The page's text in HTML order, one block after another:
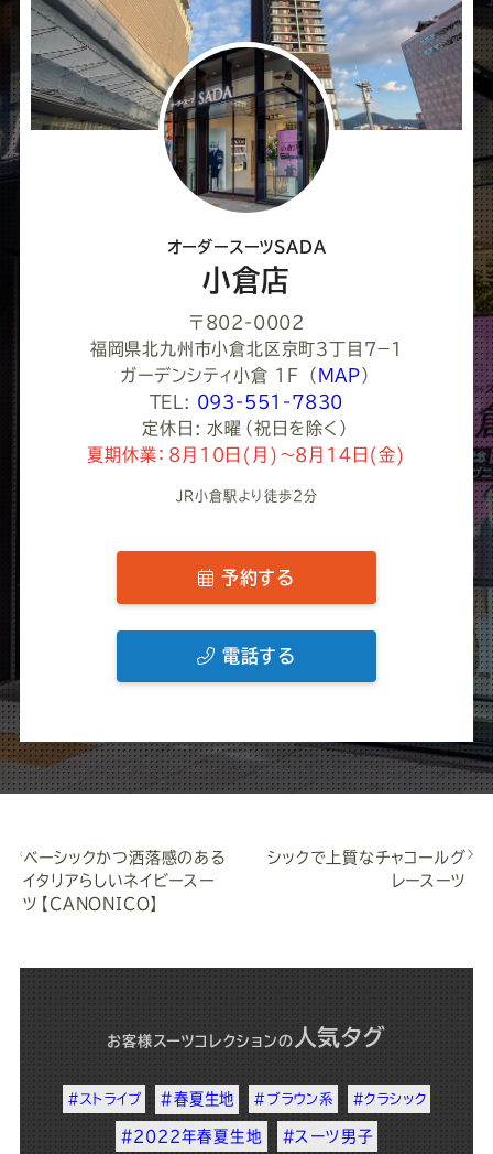
ア
し
て
く
だ
オーダースーツSADA
小倉店
〒802-0002
福岡県北九州市小倉北区京町３丁目７−１
ガーデンシティ小倉 1F
（ MAP ）
TEL: 093-551-7830
定休日: 水曜（祝日を除く）
夏期休業：8月10日(月)～8月14日(金)
JR小倉駅より徒歩2分
予約する
電話する
ベーシックかつ洒落感のある
イタリアらしいネイビースー
ツ【CANONICO】
シックで上質なチャコールグ
レースーツ
お客様スーツコレクションの 人気タグ
#ストライプ #春夏生地 #ブラウン系 #クラシック
#2022年春夏生地 #スーツ男子